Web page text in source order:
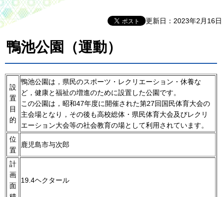
更新日：2023年2月16日
鴨池公園（運動）
設
置
目
的
鴨池公園は，県民のスポーツ・レクリエーション・休養な
ど，健康と福祉の増進のために設置した公園です。
この公園は，昭和47年度に開催された第27回国民体育大会の
主会場となり，その後も高校総体・県民体育大会及びレクリ
エーション大会等の社会教育の場として利用されています。
位
置
鹿児島市与次郎
計
画
面
19.4ヘクタール